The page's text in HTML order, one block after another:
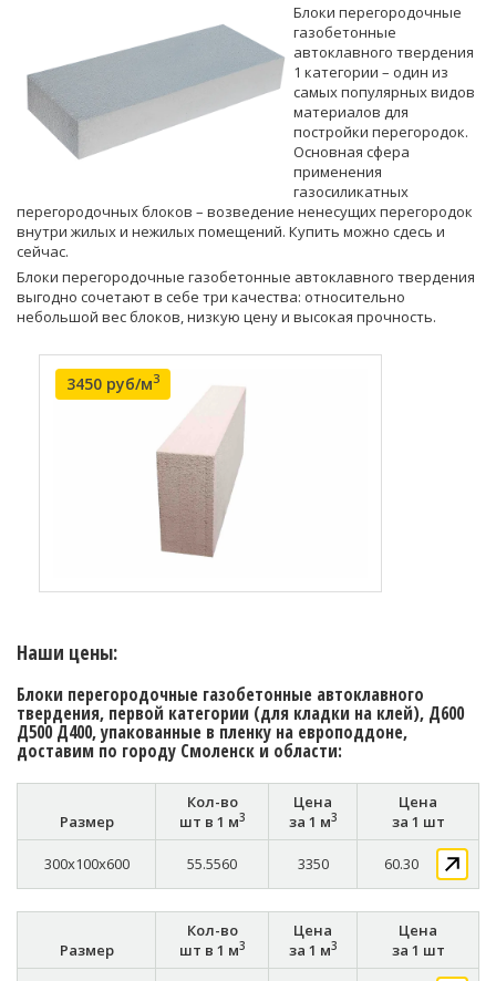
Блоки перегородочные
газобетонные
автоклавного твердения
1 категории – один из
самых популярных видов
материалов для
постройки перегородок.
Основная сфера
применения
газосиликатных
перегородочных блоков – возведение ненесущих перегородок
внутри жилых и нежилых помещений. Купить можно сдесь и
сейчас.
Блоки перегородочные газобетонные автоклавного твердения
выгодно сочетают в себе три качества: относительно
небольшой вес блоков, низкую цену и высокая прочность.
3450 руб/м3
Наши цены:
Блоки перегородочные газобетонные автоклавного
твердения, первой категории (для кладки на клей), Д600
Д500 Д400, упакованные в пленку на европоддоне,
доставим по городу Смоленск и области:
Размер
Кол-во
шт в 1 м3
Цена
за 1 м3
Цена
за 1 шт
300x100x600 55.5560 3350 60.30
Размер
Кол-во
шт в 1 м3
Цена
за 1 м3
Цена
за 1 шт